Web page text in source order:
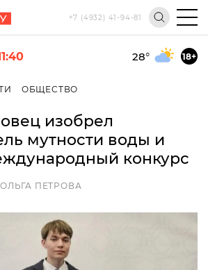
+7 (4932) 41-94-81
28° 18+
ОБЩЕСТВО
изобрел
мутности воды и
конкурс
ОЛЬГА ПЕТРОВА